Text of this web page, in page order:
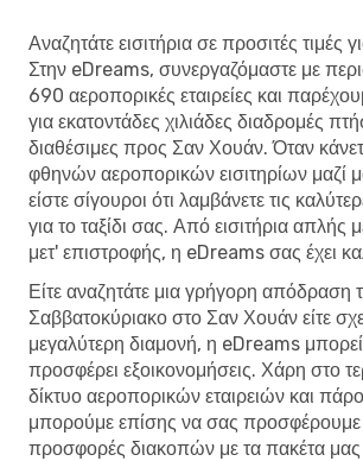
Αναζητάτε εισιτήρια σε προσιτές τιμές
Στην eDreams, συνεργαζόμαστε με
690 αεροπορικές εταιρείες και
για εκατοντάδες χιλιάδες διαδρομές
διαθέσιμες προς Σαν Χουάν. Όταν
φθηνών αεροπορικών εισιτηρίων μαζί
είστε σίγουροι ότι λαμβάνετε τις
για το ταξίδι σας. Από εισιτήρια απλής
μετ' επιστροφής, η eDreams σας έχει
Είτε αναζητάτε μια γρήγορη απόδραση
Σαββατοκύριακο στο Σαν Χουάν είτε
μεγαλύτερη διαμονή, η eDreams
προσφέρει εξοικονομήσεις. Χάρη στο
δίκτυο αεροπορικών εταιρειών και
μπορούμε επίσης να σας προσφέρουμε
προσφορές διακοπών με τα πακέτα